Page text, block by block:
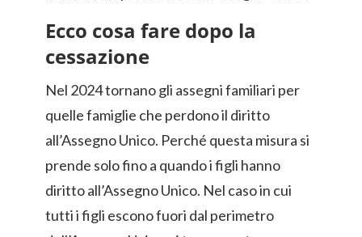
Ecco cosa fare dopo la
cessazione
Nel 2024 tornano gli assegni familiari per
quelle famiglie che perdono il diritto
all’Assegno Unico. Perché questa misura si
prende solo fino a quando i figli hanno
diritto all’Assegno Unico. Nel caso in cui
tutti i figli escono fuori dal perimetro